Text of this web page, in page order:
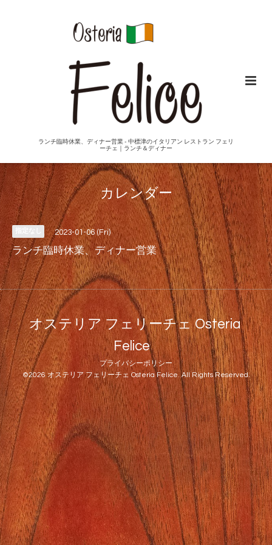
ランチ臨時休業、ディナー営業 - 中標津のイタリアン レストラン フェリ
ーチェ｜ランチ＆ディナー
カレンダー
2023-01-06 (Fri)
ランチ臨時休業、ディナー営業
オステリア フェリーチェ Osteria
Felice
プライバシーポリシー
©2026オステリア フェリーチェ Osteria Felice. All Rights Reserved.